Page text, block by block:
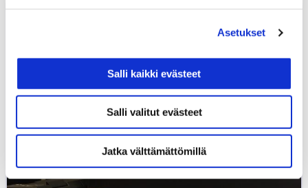
Asetukset
Salli kaikki evästeet
Salli valitut evästeet
Jatka välttämättömillä
Ohjeet
tekemiseen